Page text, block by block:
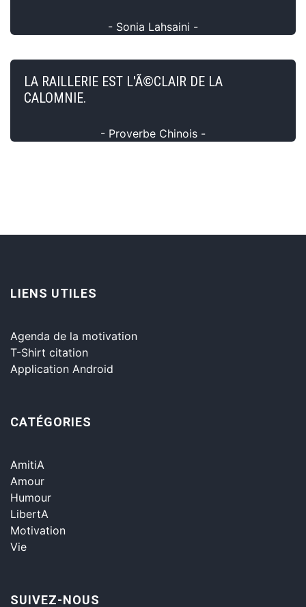
- Sonia Lahsaini -
LA RAILLERIE EST L'Ã©CLAIR DE LA
CALOMNIE.
- Proverbe Chinois -
LIENS UTILES
Agenda de la motivation
T-Shirt citation
Application Android
CATÉGORIES
AmitiA
Amour
Humour
LibertA
Motivation
Vie
SUIVEZ-NOUS